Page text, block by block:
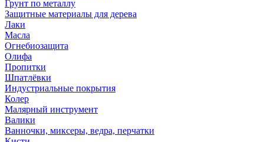
Грунт по металлу
Защитные материалы для дерева
Лаки
Масла
Огнебиозащита
Олифа
Пропитки
Шпатлёвки
Индустриальные покрытия
Колер
Малярный инструмент
Валики
Ванночки, миксеры, ведра, перчатки